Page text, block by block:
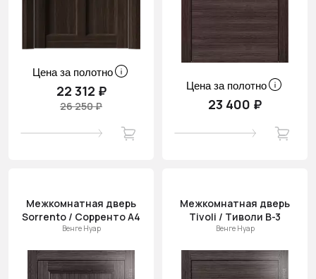
Цена за полотно
22 312 ₽
26 250 ₽
Цена за полотно
23 400 ₽
Межкомнатная дверь
Sorrento / Сорренто А4
Венге Нуар
Межкомнатная дверь
Tivoli / Тиволи В-3
Венге Нуар